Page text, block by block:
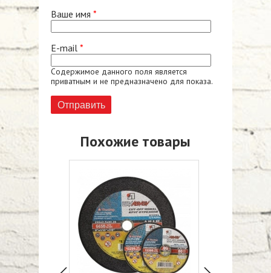
Ваше имя *
E-mail *
Содержимое данного поля является
приватным и не предназначено для показа.
Похожие товары